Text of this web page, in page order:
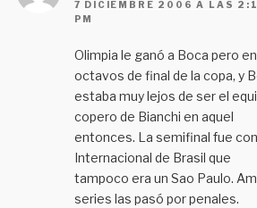
7 DICIEMBRE 2006 A LAS
PM
Olimpia le ganó a Boca pero
octavos de final de la copa, y
estaba muy lejos de ser el
copero de Bianchi en aquel
entonces. La semifinal fue con
Internacional de Brasil que
tampoco era un Sao Paulo.
series las pasó por penales.